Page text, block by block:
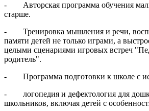
- Авторская программа обучения
старше.
- Тренировка мышления и речи,
памяти детей не только играми, а
целыми сценариями игровых встреч
родитель".
- Программа подготовки к школе с
- логопедия и дефектология для
школьников, включая детей с